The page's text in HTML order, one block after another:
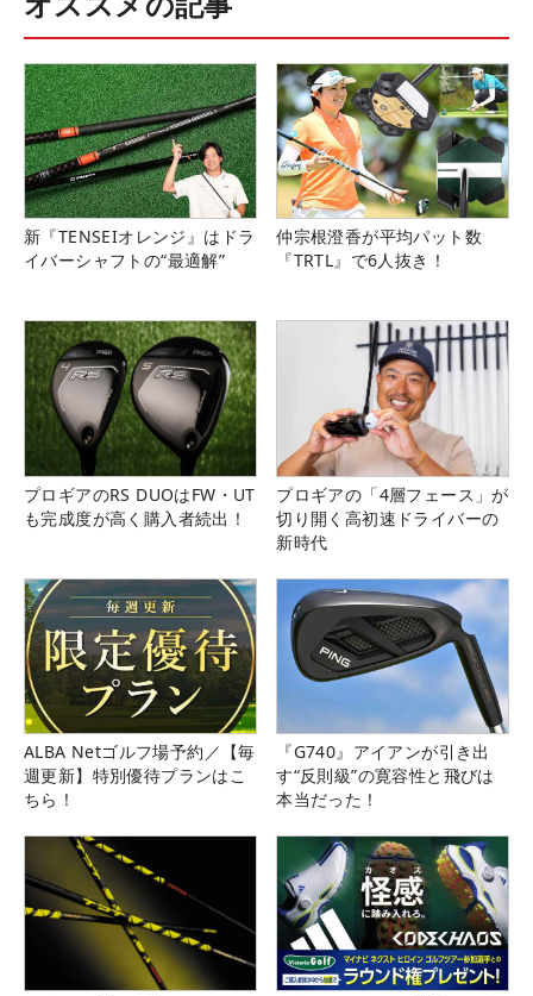
新『TENSEIオレンジ』はドラ
イバーシャフトの“最適解”
仲宗根澄香が平均パット数
『TRTL』で6人抜き！
プロギアのRS DUOはFW・UT
も完成度が高く購入者続出！
プロギアの「4層フェース」が
切り開く高初速ドライバーの
新時代
ALBA Netゴルフ場予約／【毎
週更新】特別優待プランはこ
ちら！
『G740』アイアンが引き出
す“反則級”の寛容性と飛びは
本当だった！